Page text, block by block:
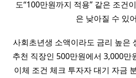
도“100만원까지 적용” 같은 조건
은 낮아질 수 있
사회초년생 소액이라도 금리 높은
추천 직장인 500만원에서 3,000만
이체 조건 체크 투자자 대기 자금